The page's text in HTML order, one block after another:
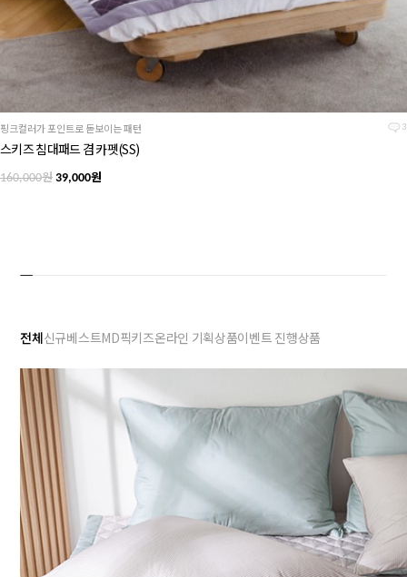
3
핑크컬러가 포인트로 돋보이는 패턴
스키즈 침대패드 겸 카펫(SS)
160,000원 39,000원
전체신규베스트MD픽키즈온라인 기획상품이벤트 진행상품